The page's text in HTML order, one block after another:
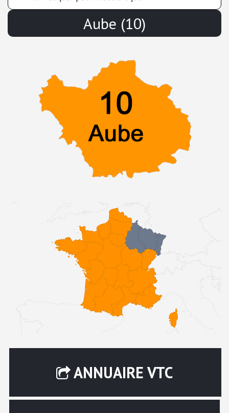
Aube (10)
ANNUAIRE VTC